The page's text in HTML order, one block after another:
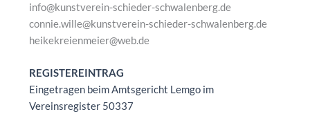
info@kunstverein-schieder-schwalenberg.de
connie.wille@kunstverein-schieder-schwalenberg.de
heikekreienmeier@web.de
REGISTEREINTRAG
Eingetragen beim Amtsgericht Lemgo im
Vereinsregister 50337